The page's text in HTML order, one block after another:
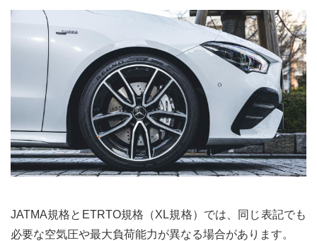
JATMA規格とETRTO規格（XL規格）では、同じ表記でも
必要な空気圧や最大負荷能力が異なる場合があります。